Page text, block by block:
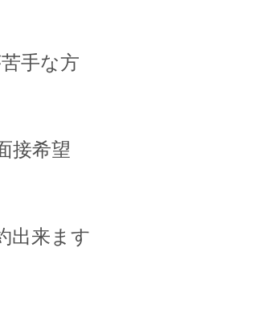
手な方
接希望
出来ます